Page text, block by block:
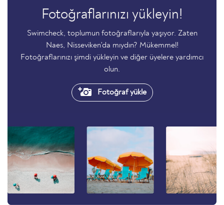
Fotoğraflarınızı yükleyin!
Swimcheck, toplumun fotoğraflarıyla yaşıyor. Zaten
Naes, Nisseviken'da mıydın? Mükemmel!
Fotoğraflarınızı şimdi yükleyin ve diğer üyelere yardımcı
olun.
Fotoğraf yükle